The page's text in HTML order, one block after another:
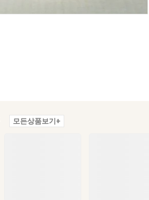
모든상품보기+